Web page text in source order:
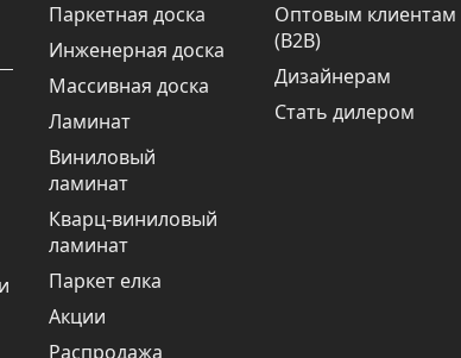
Паркетная доска
Инженерная доска
Массивная доска
Ламинат
Виниловый
ламинат
Кварц-виниловый
ламинат
Паркет елка
Акции
Распродажа
Оптовым клиентам
(В2В)
Дизайнерам
Стать дилером